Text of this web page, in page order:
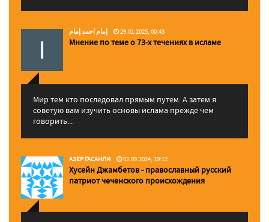
إمام احمد إمام 29.01.2025, 00:43
Мнение по теме о 73-х течениях в исламе
Мир тем кто последовал прямым путем. А затем я
советую вам изучить основы ислама прежде чем
говорить...
АЗЕР ГАСАНЛИ 02.09.2024, 19:12
Хусейн Джамбетов - православный русский
патриот чеченского происхождения